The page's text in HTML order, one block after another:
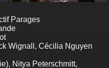
Parages
Wignall, Cécilia Nguyen
Nitya Peterschmitt,